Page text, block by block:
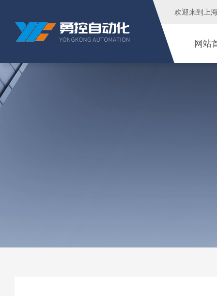
欢迎来到 上
网站